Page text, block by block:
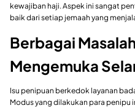
kewajiban haji. Aspek ini sangat
baik dari setiap jemaah yang
Berbagai
Mengemuka
Isu penipuan berkedok layanan
Modus yang dilakukan para